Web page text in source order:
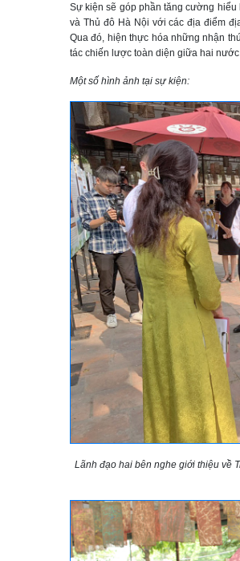
Sự kiện sẽ góp phần tăng cường
và Thủ đô Hà Nội với các địa điểm
Qua đó, hiện thực hóa những nhận
tác chiến lược toàn diện giữa hai nước.
Một số hình ảnh tại sự kiện:
Lãnh đạo hai bên nghe giới thiệu về